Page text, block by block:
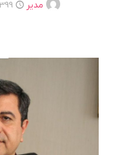
مدیر 10-17